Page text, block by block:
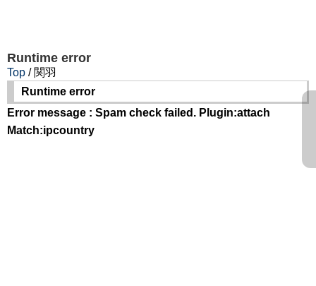
Runtime error
Top / 関羽
Runtime error
Error message : Spam check failed. Plugin:attach
Match:ipcountry